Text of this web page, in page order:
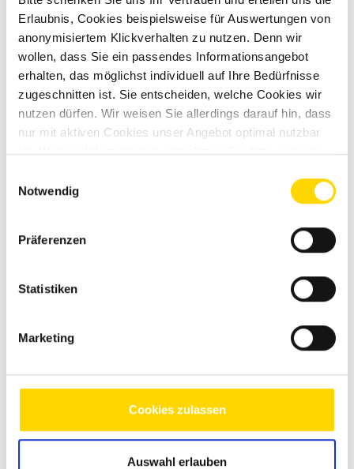
Erlaubnis, Cookies beispielsweise für Auswertungen von
anonymisiertem Klickverhalten zu nutzen. Denn wir
wollen, dass Sie ein passendes Informationsangebot
erhalten, das möglichst individuell auf Ihre Bedürfnisse
zugeschnitten ist. Sie entscheiden, welche Cookies wir
nutzen dürfen. Wir weisen Sie allerdings darauf hin, dass
nur mit aktiven Cookies unser Angebot optimal nutzbar
ist. Weitere Informationen entnehmen Sie bitte unseren
Notwendig
Präferenzen
Statistiken
Marketing
Cookies zulassen
Auswahl erlauben
Nachricht senden
Ähnliche Fahrzeuge
Weinsberg CaraOne 480 QDK